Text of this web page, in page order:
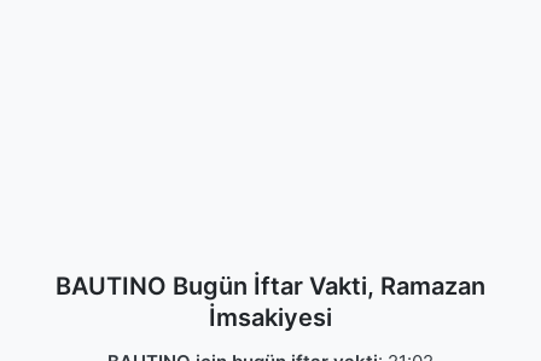
BAUTINO Bugün İftar Vakti, Ramazan
İmsakiyesi